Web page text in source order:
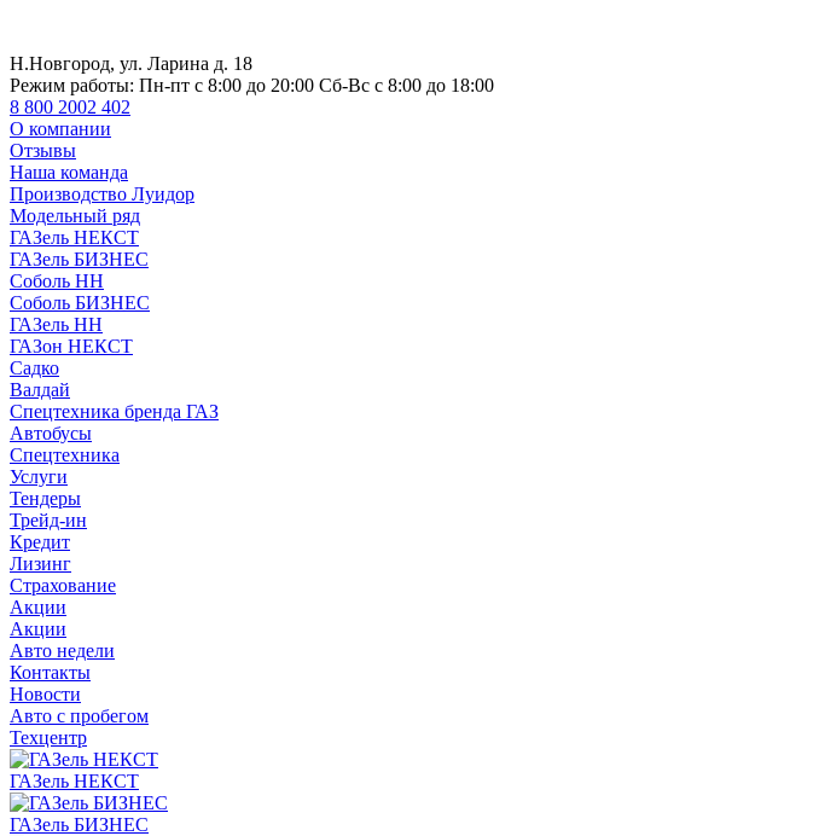
Н.Новгород, ул. Ларина д. 18
Режим работы: Пн-пт с 8:00 до 20:00 Сб-Вс с 8:00 до 18:00
8 800 2002 402
О компании
Отзывы
Наша команда
Производство Луидор
Модельный ряд
ГАЗель НЕКСТ
ГАЗель БИЗНЕС
Соболь НН
Соболь БИЗНЕС
ГАЗель НН
ГАЗон НЕКСТ
Садко
Валдай
Спецтехника бренда ГАЗ
Автобусы
Спецтехника
Услуги
Тендеры
Трейд-ин
Кредит
Лизинг
Страхование
Акции
Акции
Авто недели
Контакты
Новости
Авто с пробегом
Техцентр
ГАЗель НЕКСТ
ГАЗель БИЗНЕС